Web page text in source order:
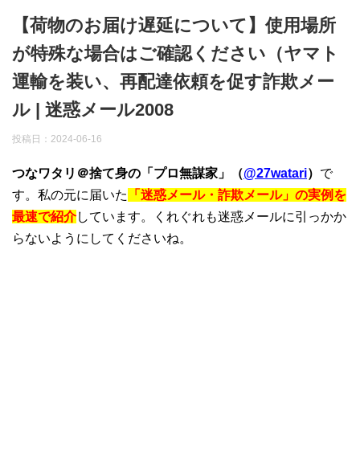
【荷物のお届け遅延について】使用場所
が特殊な場合はご確認ください（ヤマト
運輸を装い、再配達依頼を促す詐欺メー
ル | 迷惑メール2008
投稿日： 2024-06-16
つなワタリ＠捨て身の「プロ無謀家」（@27watari） で
す。私の元に届いた
「迷惑メール・詐欺メール」の実例を
最速で紹介しています。くれぐれも迷惑メールに引っかか
らないようにしてくださいね。